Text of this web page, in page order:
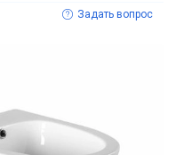
Задать вопрос